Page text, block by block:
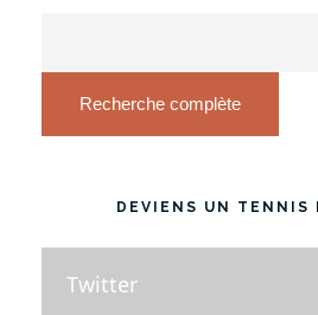
Recherche complète
DEVIENS UN TENNIS
Twitter